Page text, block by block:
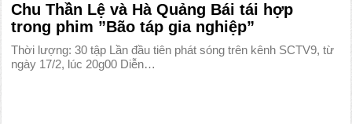
Chu Thần Lệ và Hà Quảng Bái tái hợp
trong phim ”Bão táp gia nghiệp”
Thời lượng: 30 tập Lần đầu tiên phát sóng trên kênh SCTV9, từ
ngày 17/2, lúc 20g00 Diễn…